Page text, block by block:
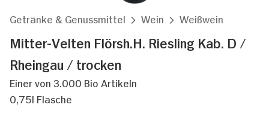
Getränke & Genussmittel Wein Weißwein
Mitter-Velten Flörsh.H. Riesling Kab. D /
Rheingau / trocken
Einer von 3.000 Bio Artikeln
0,75l Flasche